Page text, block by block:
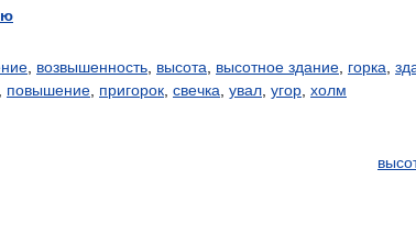
возвышенность высота высотное здание горка
повышение пригорок свечка увал угор холм